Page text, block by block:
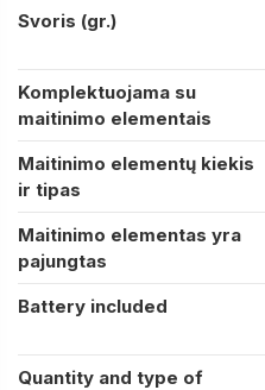
Svoris (gr.)
Komplektuojama su
maitinimo elementais
Maitinimo elementų kiekis
ir tipas
Maitinimo elementas yra
pajungtas
Battery included
Quantity and type of